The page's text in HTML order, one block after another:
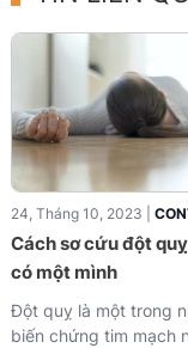
24, Tháng 10, 2023 |
Cách sơ cứu đột
có một mình
Đột quỵ là một trong
biến chứng tim mạch